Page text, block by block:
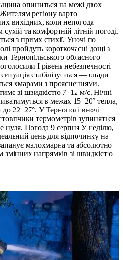
опиниться на межі двох
регіону варто
вихідних, коли непогода
та комфортній літній погоді.
з примх стихії. Уночі по
пройдуть короткочасні дощі з
Тернопільського обласного
І рівень небезпечності
стабілізується — опади
хмарами з проясненнями.
зі швидкістю 7–12 м/с. Нічні
в межах 15–20° тепла,
до 22–27°. У Тернополі вночі
термометрів зупиняться
нуля. Погода 9 серпня У неділю,
день для відпочинку на
малохмарна та абсолютно
змінних напрямків зі швидкістю